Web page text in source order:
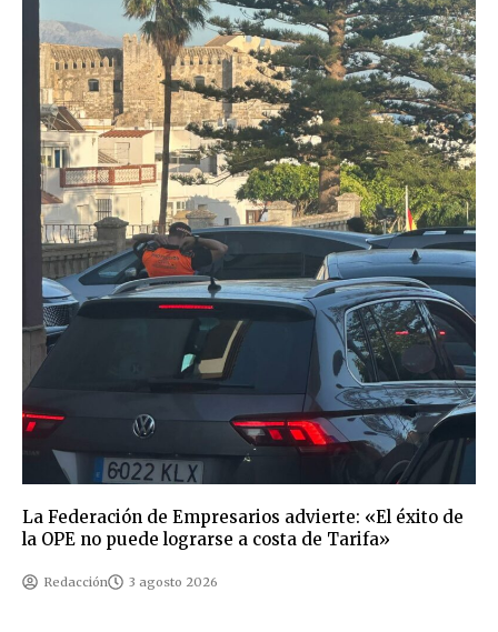
La Federación de Empresarios advierte: «El éxito de
la OPE no puede lograrse a costa de Tarifa»
Redacción 3 agosto 2026